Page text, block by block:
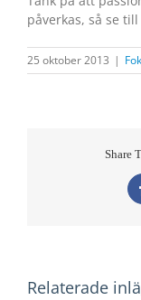
påverkas, så se
25 oktober 2013 |
Share
Relaterade